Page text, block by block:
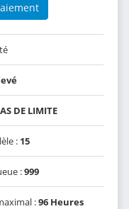
DE LIMITE
: 15
:999
:96 Heures